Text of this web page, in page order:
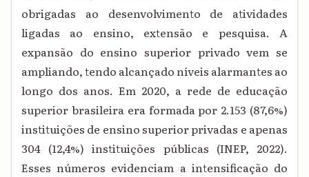
obrigadas ao desenvolvimento de atividades
ligadas ao ensino, extensão e pesquisa. A
expansão do ensino superior privado vem se
ampliando, tendo alcançado níveis alarmantes ao
longo dos anos. Em 2020, a rede de educação
superior brasileira era formada por 2.153 (87,6%)
instituições de ensino superior privadas e apenas
304 (12,4%) instituições públicas (INEP, 2022).
Esses números evidenciam a intensificação do